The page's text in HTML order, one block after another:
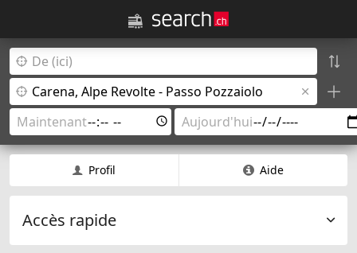
Profil Aide
Accès rapide